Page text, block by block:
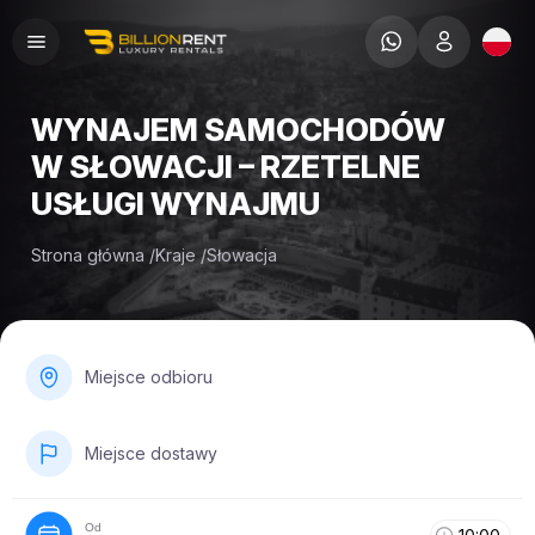
WYNAJEM SAMOCHODÓW
W SŁOWACJI – RZETELNE
USŁUGI WYNAJMU
Strona główna /Kraje /Słowacja
Miejsce odbioru
Miejsce dostawy
Od